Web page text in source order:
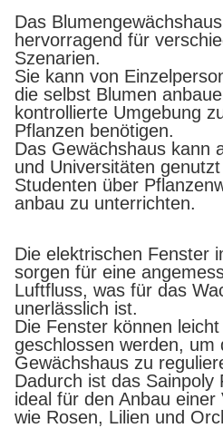
Das
hervorragend für
Szenarien.
Sie kann von
die selbst Blumen
kontrollierte Umgebung
Pflanzen benötigen.
Das Gewächshaus kann
und Universitäten
Studenten über
anbau zu unterrichten.
Die elektrischen Fenster
sorgen für eine
Luftfluss, was für das
unerlässlich ist.
Die Fenster können
geschlossen werden, um
Gewächshaus zu
Dadurch ist das Sainpoly
ideal für den Anbau einer
wie Rosen, Lilien und